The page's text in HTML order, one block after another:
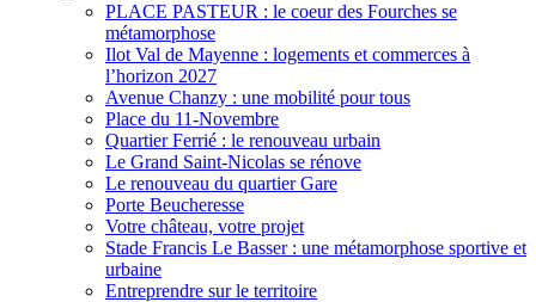
PLACE PASTEUR : le coeur des Fourches se
métamorphose
Ilot Val de Mayenne : logements et commerces à
l’horizon 2027
Avenue Chanzy : une mobilité pour tous
Place du 11-Novembre
Quartier Ferrié : le renouveau urbain
Le Grand Saint-Nicolas se rénove
Le renouveau du quartier Gare
Porte Beucheresse
Votre château, votre projet
Stade Francis Le Basser : une métamorphose sportive et
urbaine
Entreprendre sur le territoire